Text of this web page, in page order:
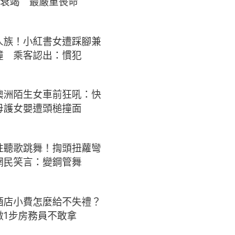
族！小紅書女遭踩腳兼
乘客認出：慣犯
洲陌生女車前狂吼：快
女嬰遭頭槌撞面
聽歌跳舞！揈頭扭蘿彎
笑言：變鋼管舞
小費怎麼給不失禮？
1步房務員不敢拿